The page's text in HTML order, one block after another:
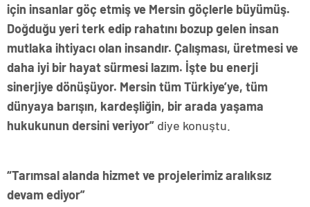
için insanlar göç etmiş ve Mersin göçlerle büyümüş.
Doğduğu yeri terk edip rahatını bozup gelen insan
mutlaka ihtiyacı olan insandır. Çalışması, üretmesi ve
daha iyi bir hayat sürmesi lazım. İşte bu enerji
sinerjiye dönüşüyor. Mersin tüm Türkiye’ye, tüm
dünyaya barışın, kardeşliğin, bir arada yaşama
hukukunun dersini veriyor” diye konuştu.
“Tarımsal alanda hizmet ve projelerimiz aralıksız
devam ediyor”